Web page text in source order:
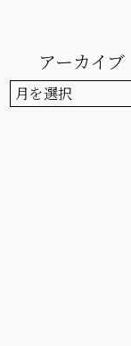
アーカイブ
ア
ー